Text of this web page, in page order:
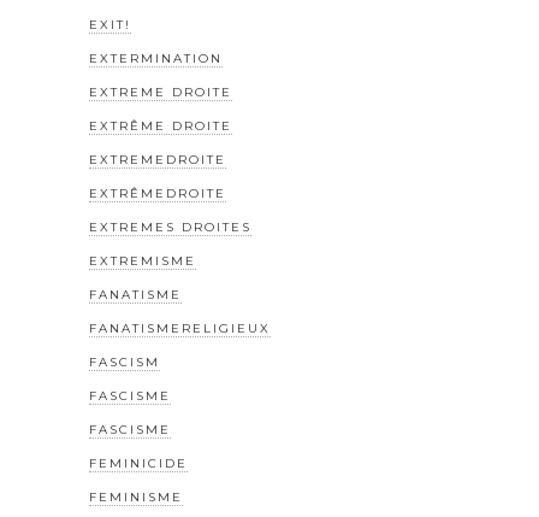
EXIT!
EXTERMINATION
EXTREME DROITE
EXTRÊME DROITE
EXTREMEDROITE
EXTRÊMEDROITE
EXTREMES DROITES
EXTREMISME
FANATISME
FANATISMERELIGIEUX
FASCISM
FASCISME
FASCISME
FEMINICIDE
FEMINISME